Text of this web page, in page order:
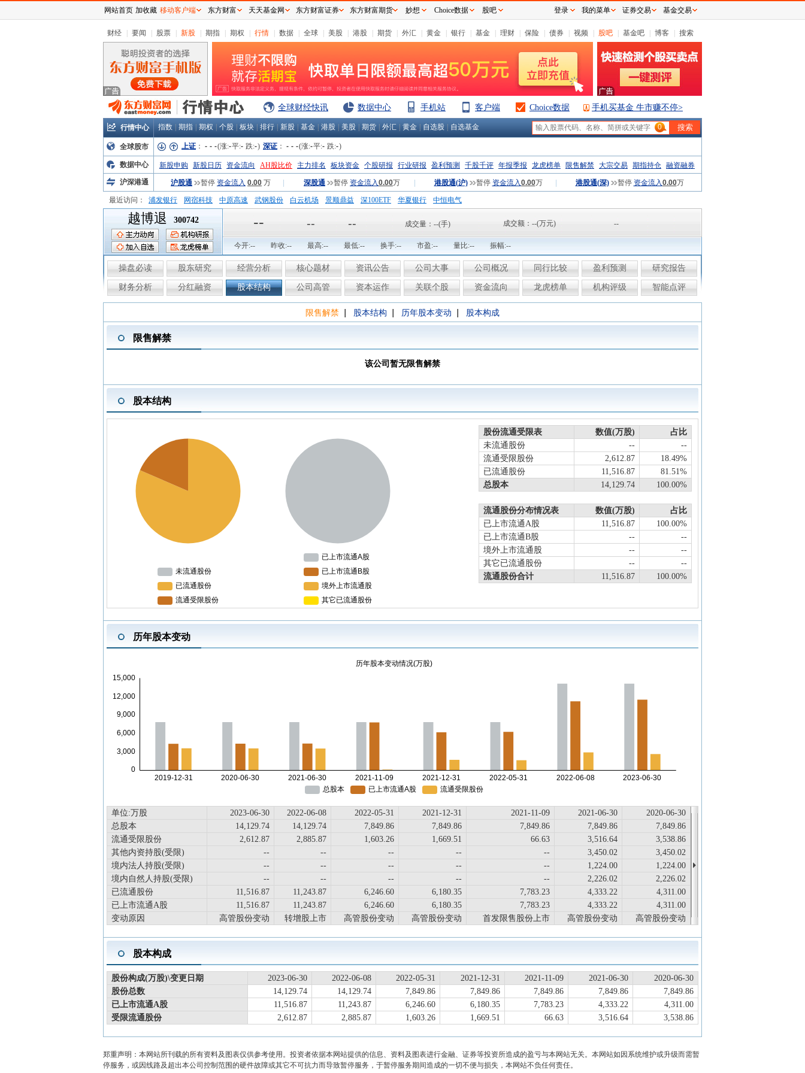
财经 要闻 股票 新股 期指 期权 行情 数据 全球 美股 港股 期货 外汇 黄金 银行 基金 理财 保险 债券 视频 股吧 基金吧 博客 搜索
全球财经快讯 数据中心 手机站 客户端 Choice数据 手机买基金 牛市赚不停>
行情中心 指数 期指 期权 个股 板块 排行 新股 基金 港股 美股 期货 外汇 黄金 自选股 自选基金 0
全球股市 上证 ： - - -(涨:-平:- 跌:-) 深证 ： - - -(涨:-平:- 跌:-)
数据中心 新股申购 新股日历 资金流向 AH股比价 主力排名 板块资金 个股研报 行业研报 盈利预测 千股千评 年报季报 龙虎榜单 限售解禁 大宗交易 期指持仓 融资融券
沪深港通
沪股通 暂停 资金流入 0.00 万 深股通 暂停 资金流入0.00万 港股通(沪) 暂停 资金流入0.00万 港股通(深) 暂停 资金流入0.00万
最近访问： 浦发银行 网宿科技 中原高速 武钢股份 白云机场 景顺鼎益 深100ETF 华夏银行
中恒电气
弘业股份
富临运业
越博退 300742 -- -- -- 成交量： --(手) 成交额： --(万元) --
今开:-- 昨收:-- 最高:-- 最低:-- 换手:-- 市盈:-- 量比:-- 振幅:--
操盘必读 股东研究 经营分析 核心题材 资讯公告 公司大事 公司概况 同行比较 盈利预测 研究报告
财务分析 分红融资 股本结构 公司高管 资本运作 关联个股 资金流向 龙虎榜单 机构评级 智能点评
限售解禁 股本结构 历年股本变动 股本构成
限售解禁
该公司暂无限售解禁
股本结构
股份流通受限表 数值(万股)
占比
未流通股份
--
--
流通受限股份
2,612.87
18.49%
已流通股份
11,516.87
81.51%
总股本
14,129.74 100.00%
流通股份分布情况表 数值(万股)
占比
已上市流通A股
11,516.87
100.00%
已上市流通B股
--
--
境外上市流通股
--
--
其它已流通股份
--
--
流通股份合计
11,516.87 100.00%
历年股本变动
单位:万股 2023-06-30 2022-06-08 2022-05-31 2021-12-31 2021-11-09 2021-06-30
2020-06-30
总股本
14,129.74 14,129.74 7,849.86 7,849.86 7,849.86 7,849.86
7,849.86
流通受限股份
2,612.87 2,885.87 1,603.26 1,669.51 66.63 3,516.64
3,538.86
其他内资持股(受限)
-- -- -- -- -- 3,450.02
3,450.02
境内法人持股(受限)
-- -- -- -- -- 1,224.00
1,224.00
境内自然人持股(受限)
-- -- -- -- -- 2,226.02
2,226.02
已流通股份
11,516.87 11,243.87 6,246.60 6,180.35 7,783.23 4,333.22
4,311.00
已上市流通A股
11,516.87 11,243.87 6,246.60 6,180.35 7,783.23 4,333.22
4,311.00
变动原因
高管股份变动 转增股上市 高管股份变动 高管股份变动 首发限售股份上市 高管股份变动 高管股份变动
股本构成
股份构成(万股)\变更日期 2023-06-30 2022-06-08 2022-05-31 2021-12-31 2021-11-09 2021-06-30
2020-06-30
股份总数
14,129.74 14,129.74 7,849.86 7,849.86 7,849.86 7,849.86
7,849.86
已上市流通A股
11,516.87 11,243.87 6,246.60 6,180.35 7,783.23 4,333.22
4,311.00
受限流通股份
2,612.87 2,885.87 1,603.26 1,669.51 66.63 3,516.64 3,538.86
郑重声明：本网站所刊载的所有资料及图表仅供参考使用。投资者依据本网站提供的信息、资料及图表进行金融、证券等投资所造成的盈亏与本网站无关。本网站如因系统维护或升级而需暂
停服务，或因线路及超出本公司控制范围的硬件故障或其它不可抗力而导致暂停服务，于暂停服务期间造成的一切不便与损失，本网站不负任何责任。
网站首页 加收藏 移动客户端 东方财富 天天基金网 东方财富证券 东方财富期货 妙想 Choice数据 股吧 登录 我的菜单 证券交易 基金交易